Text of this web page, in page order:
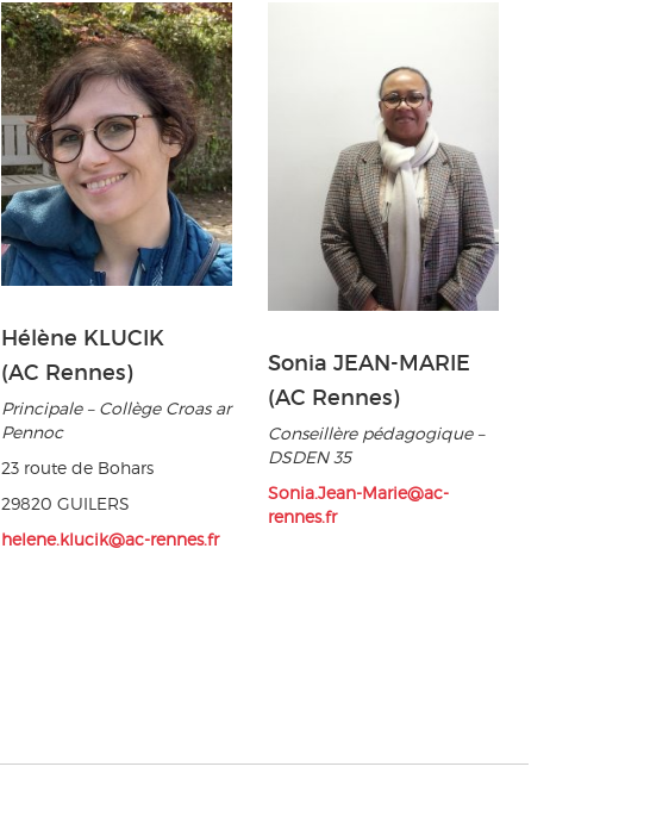
Hélène KLUCIK
(AC Rennes)
Principale – Collège Croas ar
Pennoc
23 route de Bohars
29820 GUILERS
helene.klucik@ac-rennes.fr
Sonia JEAN-MARIE
(AC Rennes)
Conseillère pédagogique –
DSDEN 35
Sonia.Jean-Marie@ac-
rennes.fr